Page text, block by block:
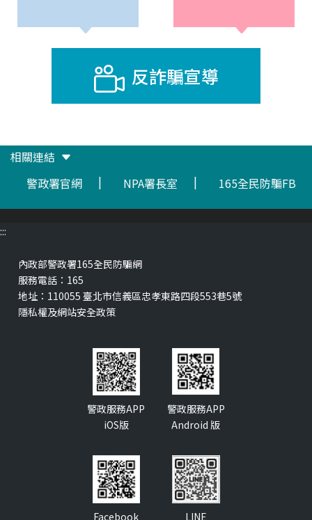
反詐騙宣導
相關連結
警政署官網
| NPA署長室 | 165全民防騙FB
:::
內政部警政署165全民防騙網
服務電話： 165
地址： 110055 臺北市信義區忠孝東路四段553巷5號
隱私權及網站安全政策
警政服務APP
iOS版
警政服務APP
Android 版
Facebook LINE